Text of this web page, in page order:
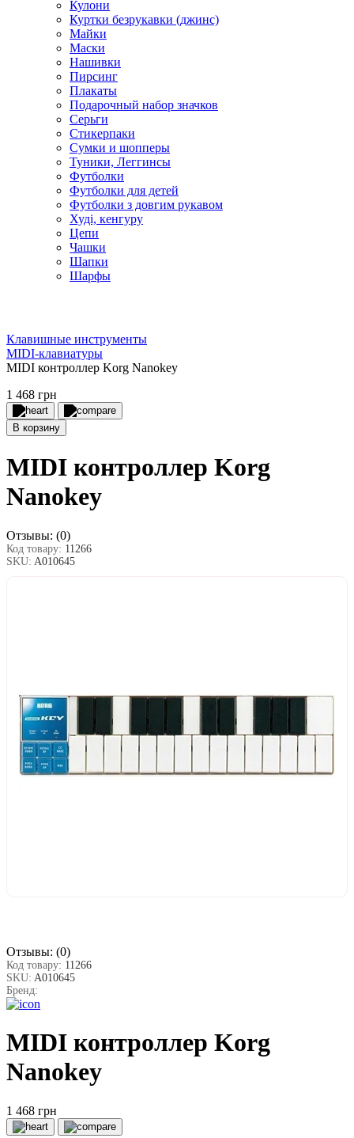
Кулони
Куртки безрукавки (джинс)
Майки
Маски
Нашивки
Пирсинг
Плакаты
Подарочный набор значков
Серьги
Стикерпаки
Сумки и шопперы
Туники, Леггинсы
Футболки
Футболки для детей
Футболки з довгим рукавом
Худі, кенгуру
Цепи
Чашки
Шапки
Шарфы
Клавишные инструменты
MIDI-клавиатуры
MIDI контроллер Korg Nanokey
1 468 грн
В корзину
MIDI контроллер Korg
Nanokey
Отзывы: (0)
Код товару: 11266
SKU: A010645
Отзывы: (0)
Код товару: 11266
SKU: A010645
Бренд:
MIDI контроллер Korg
Nanokey
1 468 грн